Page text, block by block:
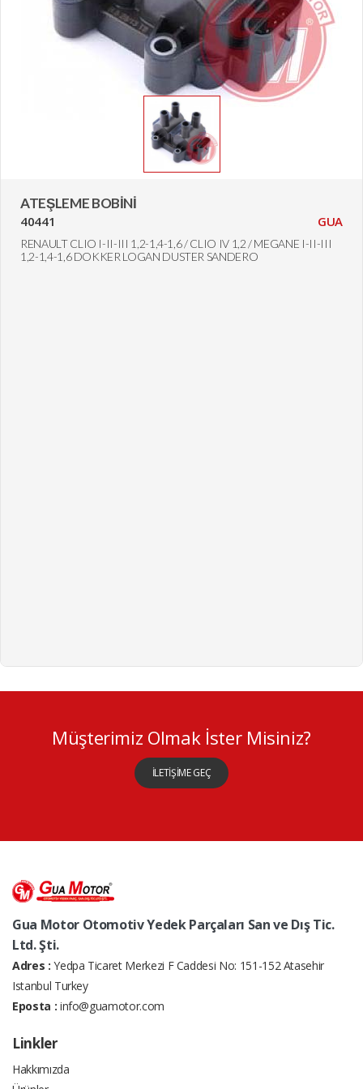
ATEŞLEME BOBİNİ
40441 GUA
RENAULT CLIO I-II-III 1,2-1,4-1,6 / CLIO IV 1,2 / MEGANE I-II-III
1,2-1,4-1,6 DOKKER LOGAN DUSTER SANDERO
Müşterimiz Olmak İster Misiniz?
İLETİŞİME GEÇ
Gua Motor Otomotiv Yedek Parçaları San ve Dış Tic.
Ltd. Şti.
Adres : Yedpa Ticaret Merkezi F Caddesi No: 151-152 Atasehir
Istanbul Turkey
Eposta : info@guamotor.com
Linkler
Hakkımızda